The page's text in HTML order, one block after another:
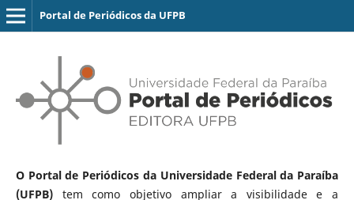
Portal de Periódicos da UFPB
O Portal de Periódicos da Universidade Federal da Paraíba
(UFPB)tem como objetivo ampliar a visibilidade e a